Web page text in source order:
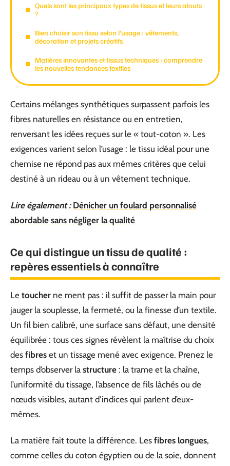
Quels sont les principaux types de tissus et leurs atouts
?
Bien choisir son tissu selon l’usage : vêtements,
décoration et projets créatifs
Matières innovantes et tissus techniques : comprendre
les nouvelles tendances textiles
Certains mélanges synthétiques surpassent parfois les
fibres naturelles en résistance ou en entretien,
renversant les idées reçues sur le « tout-coton ». Les
exigences varient selon l’usage : le tissu idéal pour une
chemise ne répond pas aux mêmes critères que celui
destiné à un rideau ou à un vêtement technique.
Lire également : Dénicher un foulard personnalisé
abordable sans négliger la qualité
Ce qui distingue un tissu de qualité :
repères essentiels à connaître
Le toucher ne ment pas : il suffit de passer la main pour
jauger la souplesse, la fermeté, ou la finesse d’un textile.
Un fil bien calibré, une surface sans défaut, une densité
équilibrée : tous ces signes révèlent la maîtrise du choix
des fibres et un tissage mené avec exigence. Prenez le
temps d’observer la structure : la trame et la chaîne,
l’uniformité du tissage, l’absence de fils lâchés ou de
nœuds visibles, autant d’indices qui parlent d’eux-
mêmes.
La matière fait toute la différence. Les fibres longues,
comme celles du coton égyptien ou de la soie, donnent